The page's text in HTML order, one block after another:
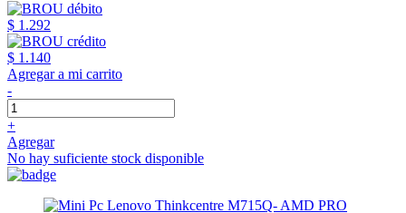
$ 1.292
$ 1.140
Agregar a mi carrito
-
+
Agregar
No hay suficiente stock disponible